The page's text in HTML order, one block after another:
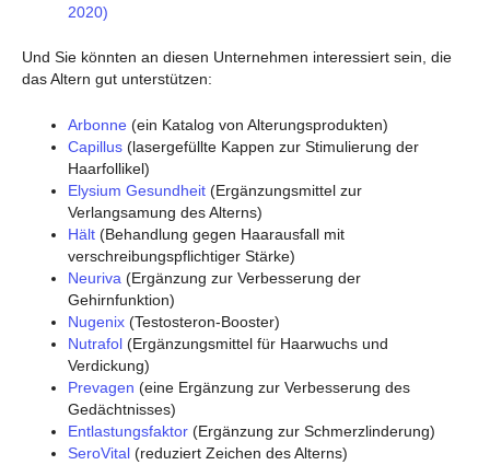
2020)
Und Sie könnten an diesen Unternehmen interessiert sein, die
das Altern gut unterstützen:
Arbonne (ein Katalog von Alterungsprodukten)
Capillus (lasergefüllte Kappen zur Stimulierung der
Haarfollikel)
Elysium Gesundheit (Ergänzungsmittel zur
Verlangsamung des Alterns)
Hält (Behandlung gegen Haarausfall mit
verschreibungspflichtiger Stärke)
Neuriva (Ergänzung zur Verbesserung der
Gehirnfunktion)
Nugenix (Testosteron-Booster)
Nutrafol (Ergänzungsmittel für Haarwuchs und
Verdickung)
Prevagen (eine Ergänzung zur Verbesserung des
Gedächtnisses)
Entlastungsfaktor (Ergänzung zur Schmerzlinderung)
SeroVital (reduziert Zeichen des Alterns)